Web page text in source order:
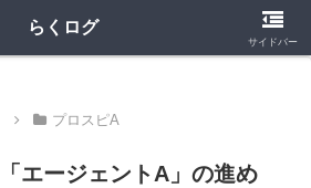
クラロワリーグ プロスピA
プロスピA
エージェントA」の進め
らくログ
サイドバー